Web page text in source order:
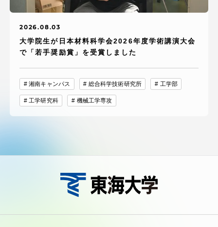
2026.08.03
大学院生が日本材料科学会2026年度学術講演大会
で「若手奨励賞」を受賞しました
湘南キャンパス 総合科学技術研究所 工学部
工学研究科 機械工学専攻